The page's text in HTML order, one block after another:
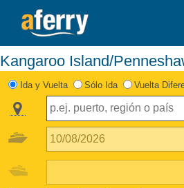
Kangaroo Island/
Ida y Vuelta Sólo Ida Vuelta